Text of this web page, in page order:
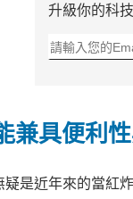
升級你的科技
具便利性
是近年來的當紅